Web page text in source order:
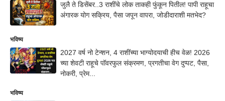
जुलै ते डिसेंबर..3 राशींचे लोक ताकही फुंकून पितील! पापी राहूचा
अंगारक योग सक्रिय, पैसा जपून वापरा, जोडीदाराशी मतभेद?
भविष्य
2027 वर्ष नो टेन्शन, 4 राशींच्या भाग्योदयाची हीच वेळ! 2026
च्या शेवटी राहूचे पॉवरफुल संक्रमण, प्रगतीचा वेग दुप्पट, पैसा,
नोकरी, प्रेम...
भविष्य